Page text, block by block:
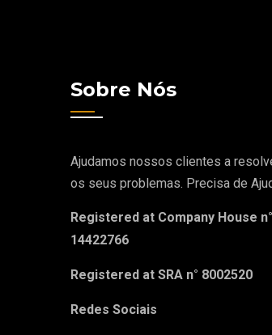
Sobre Nós
Ajudamos nossos clientes a
os seus problemas. Precisa de
Registered at Company House n°
14422766
Registered at SRA n° 8002520
Redes Sociais